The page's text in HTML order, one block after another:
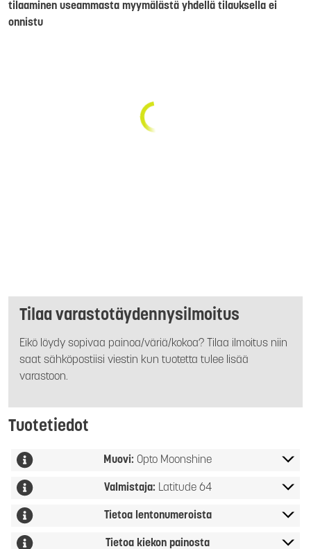
tilaaminen useammasta myymälästä yhdellä tilauksella ei
onnistu
Tilaa varastotäydennysilmoitus
Eikö löydy sopivaa painoa/väriä/kokoa? Tilaa ilmoitus niin
saat sähköpostiisi viestin kun tuotetta tulee lisää
varastoon.
Tuotetiedot
Muovi: Opto Moonshine
Valmistaja: Latitude 64
Tietoa lentonumeroista
Tietoa kiekon painosta